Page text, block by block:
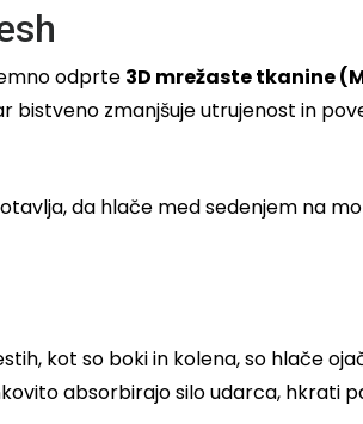
odprte 3D mrežaste tkanine
bistveno zmanjšuje utrujenost in
da hlače med sedenjem na
kot so boki in kolena, so hlače
absorbirajo silo udarca, hkrati